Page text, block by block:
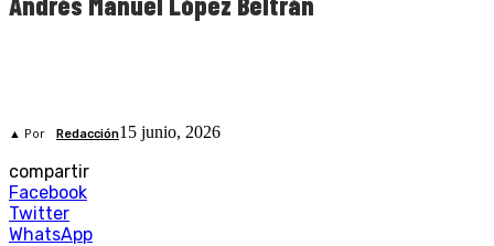
▲ Por Redacción15 junio, 2026
compartir
Facebook
Twitter
WhatsApp